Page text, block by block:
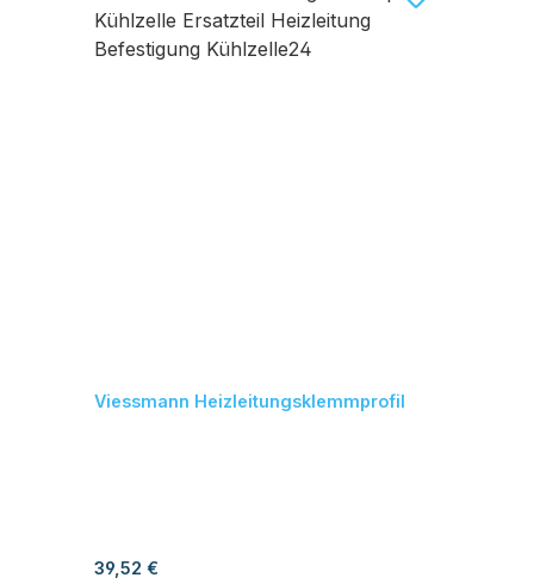
Viessmann Heizleitungsklemmprofil
Regulärer Preis:
39,52 €